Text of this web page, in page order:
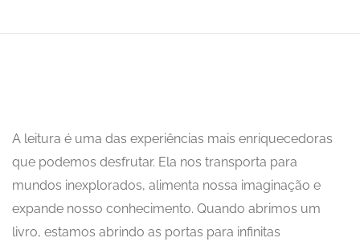
A leitura é uma das experiências mais enriquecedoras
que podemos desfrutar. Ela nos transporta para
mundos inexplorados, alimenta nossa imaginação e
expande nosso conhecimento. Quando abrimos um
livro, estamos abrindo as portas para infinitas